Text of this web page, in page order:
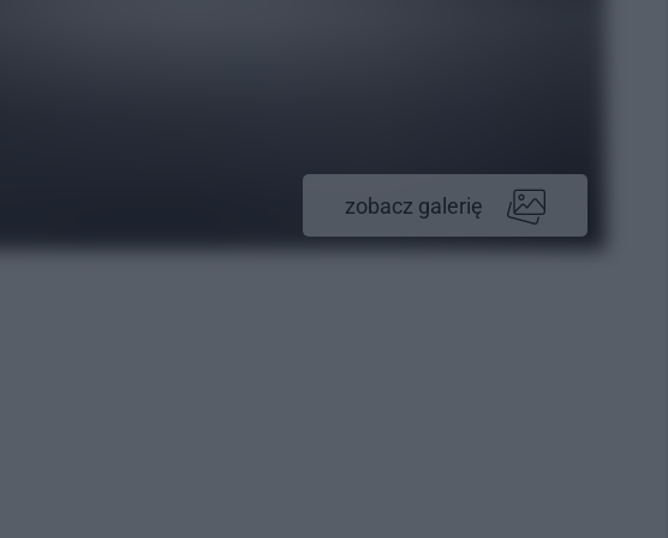
zobacz galerię